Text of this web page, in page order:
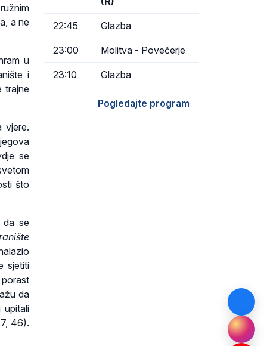
a ne
u
i
trajne
vjere.
se
što
da se
sjetiti
porast
da
upitali
46).
22:45 Glazba
23:00 Molitva - Povečerje
23:10 Glazba
Pogledajte program